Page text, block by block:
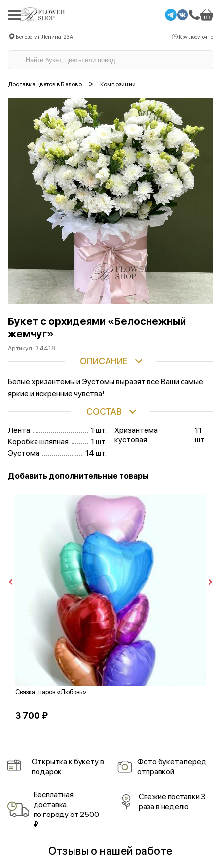
Белово, ул. Ленина, 23А Круглосуточно
Доставка цветов в Белово > Композиции
Букет с орхидеями «Белоснежный
жемчуг»
Артикул: 34418
ОПИСАНИЕ
Белые хризантемы и Эустомы выразят все Ваши самые
яркие и искренние чувства!
СОСТАВ
Лента
1 шт.
Коробка шляпная
1 шт.
Эустома
14 шт.
Хризантема
кустовая
11
шт.
Добавить дополнительные товары
Связка шаров «Любовь»
3 700 ₽
Открытка к букету в
подарок
Фото букета перед
отправкой
Бесплатная
доставка
по городу от 2500
₽
Свежие поставки 3
раза в неделю
Отзывы о нашей работе